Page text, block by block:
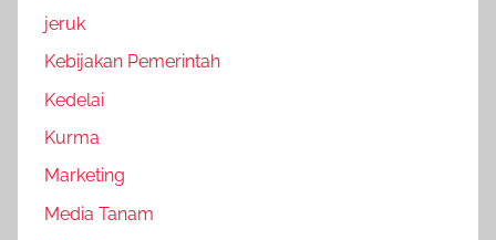
jeruk
Kebijakan Pemerintah
Kedelai
Kurma
Marketing
Media Tanam